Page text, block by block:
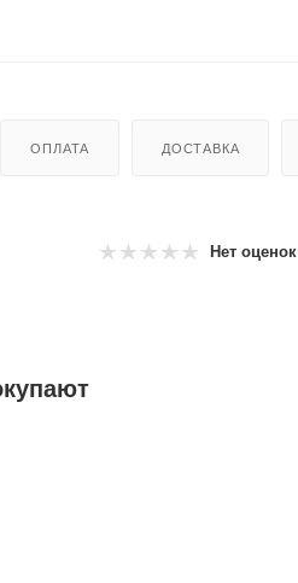
ОПЛАТА ДОСТАВКА
Нет оценок